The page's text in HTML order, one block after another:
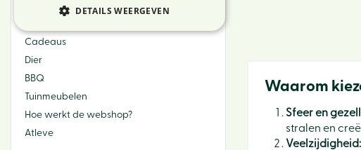
Waarom
Sfeer en
stralen en
Veelzijdigheid:
Bloemen
Cadeaus
Dier
BBQ
Tuinmeubelen
Hoe werkt de webshop?
Atleve
DETAILS WEERGEVEN